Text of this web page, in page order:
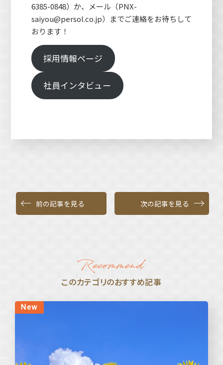
6385-0848）か、メール（PNX-
saiyou@persol.co.jp）までご連絡をお待ちして
おります！
採用情報ページ
社員インタビュー
前の記事を見る 次の記事を見る
このカテゴリのおすすめ記事